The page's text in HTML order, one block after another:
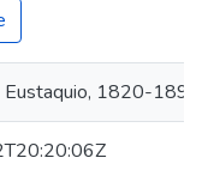
Eustaquio, 1820-1892